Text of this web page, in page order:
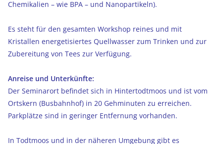
Chemikalien – wie BPA – und Nanopartikeln).
Es steht für den gesamten Workshop reines und mit
Kristallen energetisiertes Quellwasser zum Trinken und zur
Zubereitung von Tees zur Verfügung.
Anreise und Unterkünfte:
Der Seminarort befindet sich in Hintertodtmoos und ist vom
Ortskern (Busbahnhof) in 20 Gehminuten zu erreichen.
Parkplätze sind in geringer Entfernung vorhanden.
In Todtmoos und in der näheren Umgebung gibt es